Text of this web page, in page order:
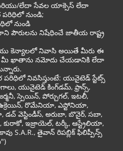
లేదా సేవల యాక్సెస్ లేదా
నుండి;
నుండి
పౌరులను నిషేధించే జాతీయ రాష్ట్ర
కెన్యాలలో నివాసి అయితే మీరు ఈ
మీ ఖాతాను నమోదు చేయడానికి లేదా
నివసిస్తుంటే: యునైటెడ్ స్టేట్స్
యునైటెడ్ కింగ్‌డమ్, ఫ్రాన్స్,
స్పెయిన్, పోర్చుగల్, ఇటలీ,
ఉక్రెయిన్, రొమేనియా, ఎస్టోనియా,
వెస్టిండీస్, అరుబా, బొనైర్, సబా,
ఇజ్రాయెల్, టర్కీ, ఆస్ట్రేలియా,
S.A.R., తైవాన్ రిపబ్లిక్ ఫిలిప్పీన్స్